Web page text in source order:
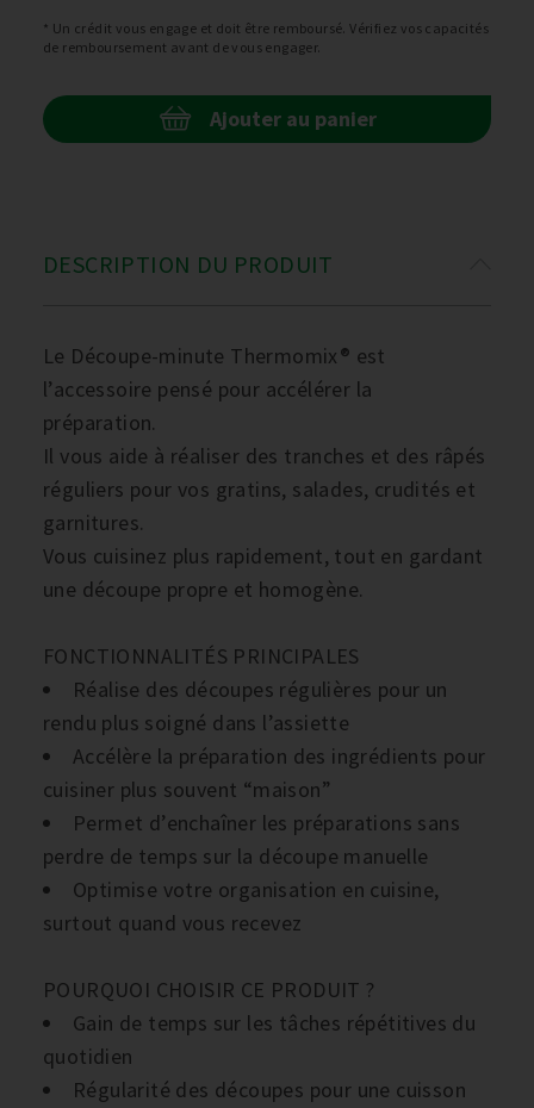
* Un crédit vous engage et doit être remboursé. Vérifiez vos capacités
de remboursement avant de vous engager.
Ajouter au panier
DESCRIPTION DU PRODUIT
Le Découpe-minute Thermomix® est
l’accessoire pensé pour accélérer la
préparation.
Il vous aide à réaliser des tranches et des râpés
réguliers pour vos gratins, salades, crudités et
garnitures.
Vous cuisinez plus rapidement, tout en gardant
une découpe propre et homogène.
FONCTIONNALITÉS PRINCIPALES
Réalise des découpes régulières pour un
rendu plus soigné dans l’assiette
Accélère la préparation des ingrédients pour
cuisiner plus souvent “maison”
Permet d’enchaîner les préparations sans
perdre de temps sur la découpe manuelle
Optimise votre organisation en cuisine,
surtout quand vous recevez
POURQUOI CHOISIR CE PRODUIT ?
Gain de temps sur les tâches répétitives du
quotidien
Régularité des découpes pour une cuisson